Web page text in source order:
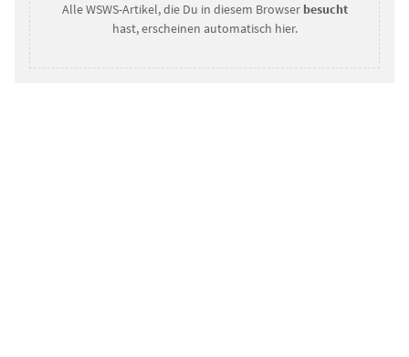
Alle WSWS-Artikel, die Du in diesem Browser besucht
hast, erscheinen automatisch hier.